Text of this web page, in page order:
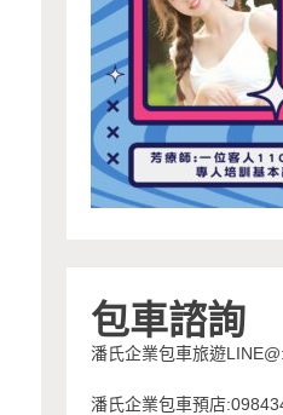
包車諮詢
潘氏企業包車旅遊
潘氏企業包車預店